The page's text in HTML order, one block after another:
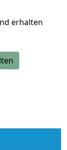
erhalten